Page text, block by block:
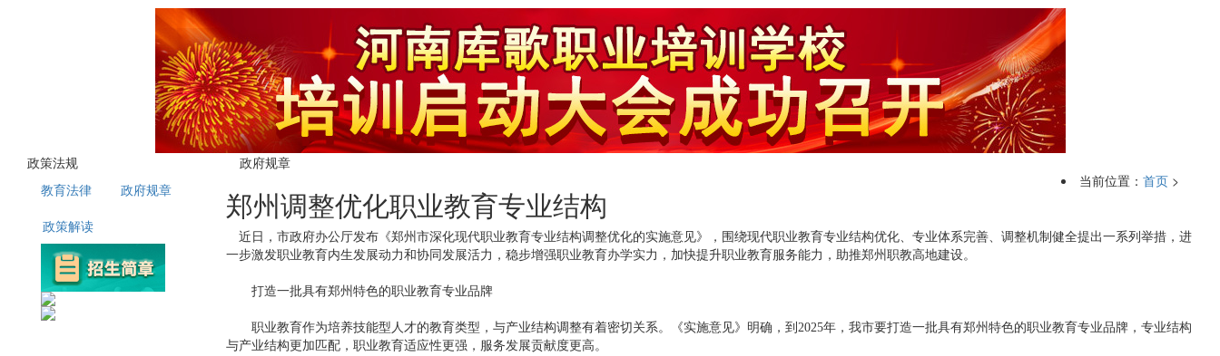
政策法规
教育法律
政府规章
政策解读
政府规章
当前位置： 首页 >
郑州调整优化职业教育专业结构
近日，市政府办公厅发布《郑州市深化现代职业教育专业结构调整优化的实施意见》，围绕现代职业教育专业结构优化、专业体系完善、调整机制健全提出一系列举措，进
一步激发职业教育内生发展动力和协同发展活力，稳步增强职业教育办学实力，加快提升职业教育服务能力，助推郑州职教高地建设。
打造一批具有郑州特色的职业教育专业品牌
职业教育作为培养技能型人才的教育类型，与产业结构调整有着密切关系。《实施意见》明确，到2025年，我市要打造一批具有郑州特色的职业教育专业品牌，专业结构
与产业结构更加匹配，职业教育适应性更强，服务发展贡献度更高。